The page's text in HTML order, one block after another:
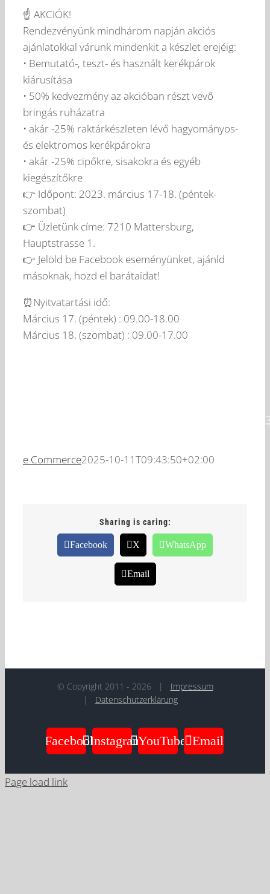
☝️ AKCIÓK!
Rendezvényünk mindhárom napján akciós
ajánlatokkal várunk mindenkit a készlet erejéig:
• Bemutató-, teszt- és használt kerékpárok
kiárusítása
• 50% kedvezmény az akcióban részt vevő
bringás ruházatra
• akár -25% raktárkészleten lévő hagyományos-
és elektromos kerékpárokra
• akár -25% cipőkre, sisakokra és egyéb
kiegészítőkre
👉 Időpont: 2023. március 17-18. (péntek-
szombat)
👉 Üzletünk címe: 7210 Mattersburg,
Hauptstrasse 1.
👉 Jelöld be Facebook eseményünket, ajánld
másoknak, hozd el barátaidat!
⏰Nyitvatartási idő:
Március 17. (péntek) : 09.00-18.00
Március 18. (szombat) : 09.00-17.00
https://www.facebook.com/events/
e Commerce2025-10-11T09:43:50+02:00
Sharing is caring:
Facebook X WhatsApp
Email
© Copyright 2011 - 2026 | Impressum
| Datenschutzerklärung
FacebookInstagramYouTube Email
Page load link